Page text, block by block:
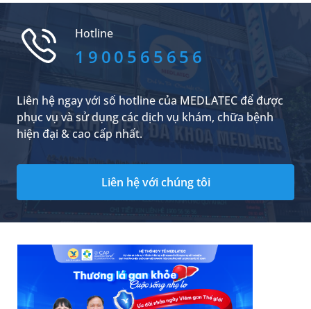
chế độ chăm sóc khi điều trị sẽ giúp bạn chủ
trình phục hồi diễn ra nhanh chóng, an toàn.
Hotline
1900565656
Liên hệ ngay với số hotline của MEDLATEC để được
phục vụ và sử dụng các dịch vụ khám, chữa bệnh
hiện đại & cao cấp nhất.
Liên hệ với chúng tôi